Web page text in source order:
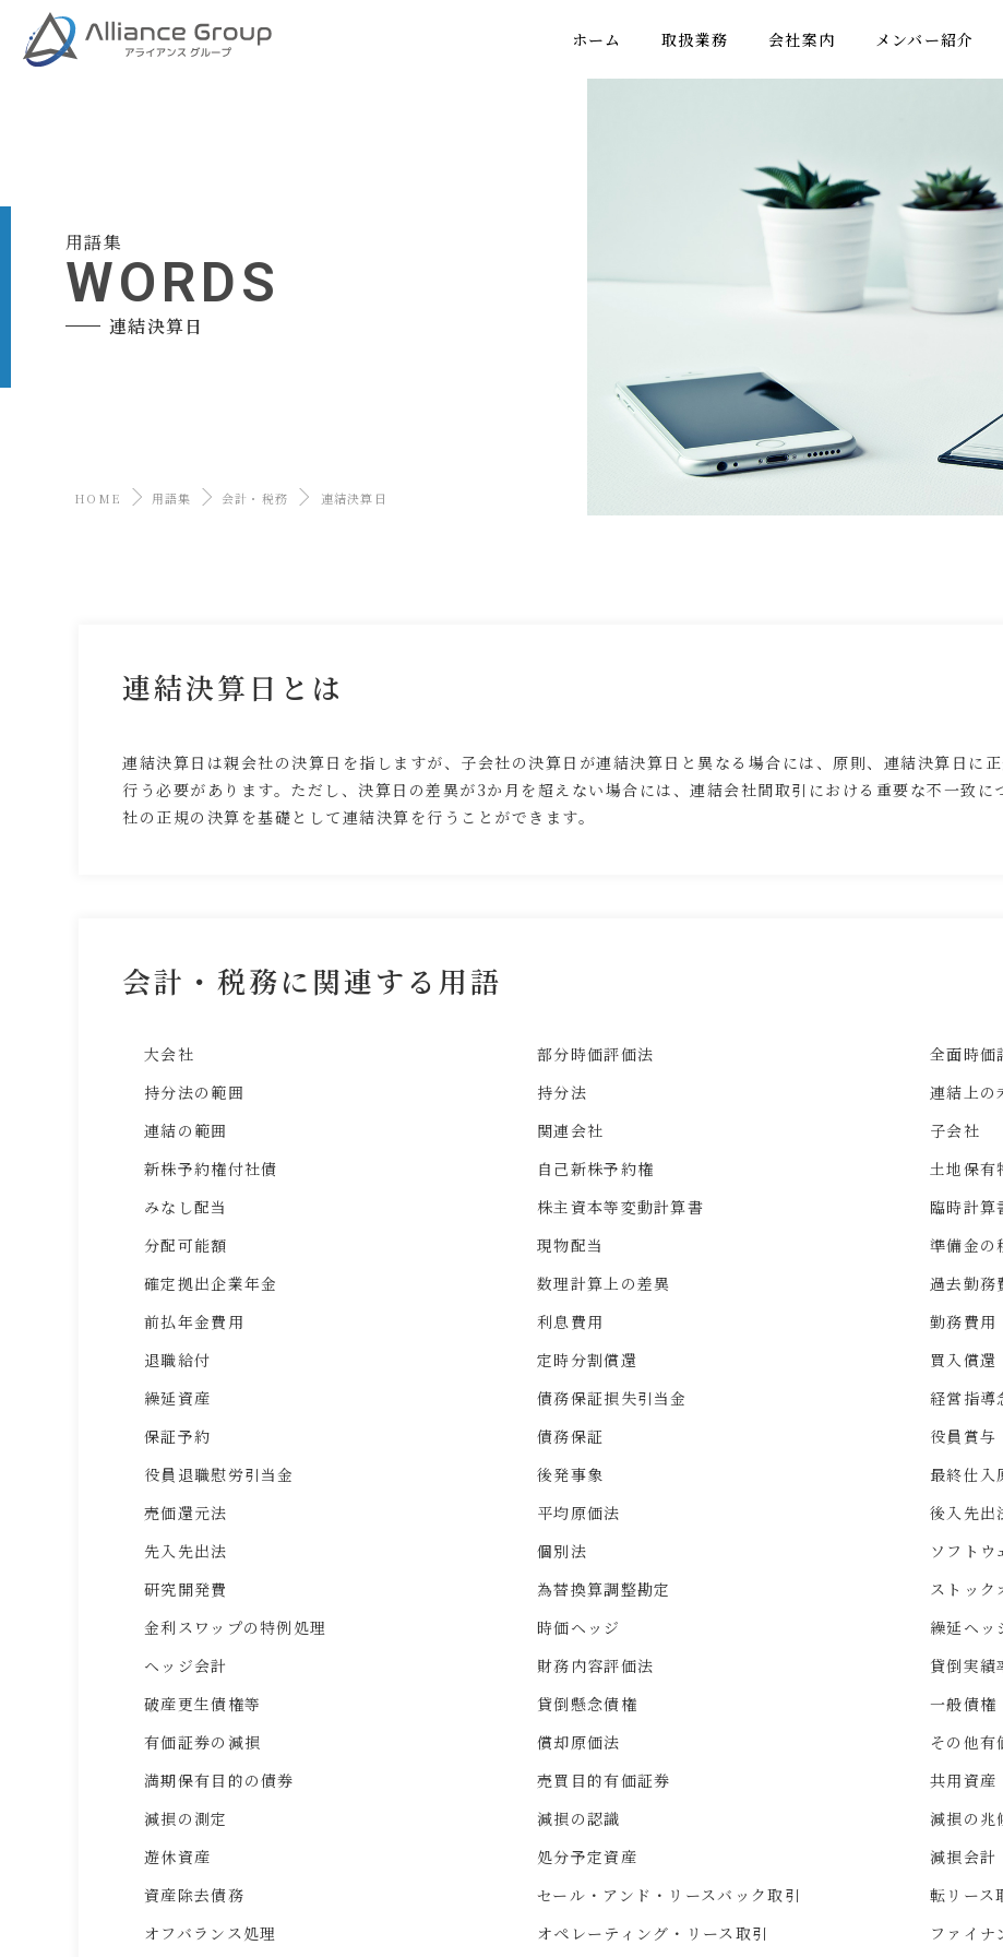
ホーム 取扱業務 会社案内 メンバー紹介
用語集
WORDS
連結決算日
HOME 用語集 会計・税務 連結決算日
連結決算日とは
連結決算日は親会社の決算日を指しますが、子会社の決算日が連結決算日と異なる場合には、原則、連結決算日に
行う必要があります。ただし、決算日の差異が3か月を超えない場合には、連結会社間取引における重要な不一致
社の正規の決算を基礎として連結決算を行うことができます。
会計・税務に関連する用語
大会社 部分時価評価法
全面時価
持分法の範囲
持分法
連結上の
連結の範囲
関連会社
子会社
新株予約権付社債
自己新株予約権
土地保有
みなし配当
株主資本等変動計算書
臨時計算
分配可能額
現物配当
準備金の
確定拠出企業年金
数理計算上の差異
過去勤務
前払年金費用
利息費用
勤務費用
退職給付
定時分割償還
買入償還
繰延資産
債務保証損失引当金
経営指導
保証予約
債務保証
役員賞与
役員退職慰労引当金
後発事象
最終仕入
売価還元法
平均原価法
後入先出
先入先出法
個別法
ソフトウ
研究開発費
為替換算調整勘定
ストック
金利スワップの特例処理
時価ヘッジ
繰延ヘッ
ヘッジ会計
財務内容評価法
貸倒実績
破産更生債権等
貸倒懸念債権
一般債権
有価証券の減損
償却原価法
その他有
満期保有目的の債券
売買目的有価証券
共用資産
減損の測定
減損の認識
減損の兆
遊休資産
処分予定資産
減損会計
資産除去債務
セール・アンド・リースバック取引
転リース
オフバランス処理
オペレーティング・リース取引
ファイナ